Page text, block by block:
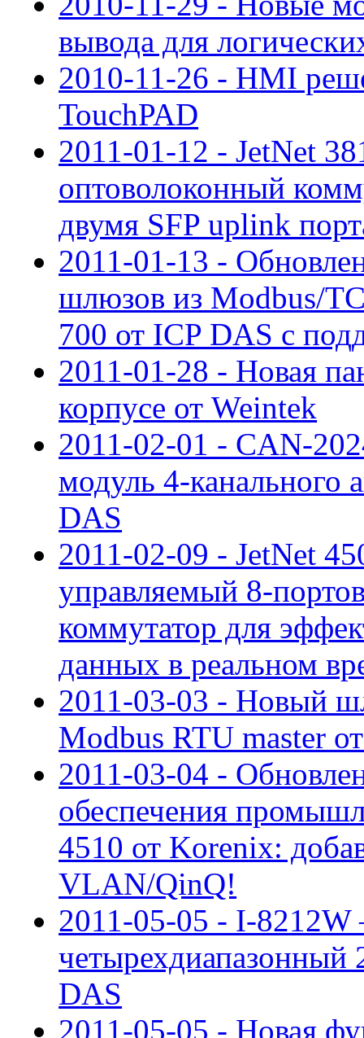
вывода для
2010-11-26 - HMI
TouchPAD
2011-01-12 - JetNet
оптоволоконный
двумя SFP uplink
2011-01-13 -
шлюзов из Modbus/
700 от ICP DAS с
2011-01-28 - Новая
корпусе от Weintek
2011-02-01 - CAN-
модуль 4-канального
DAS
2011-02-09 - JetNet
управляемый 8-
коммутатор для
данных в реальном
2011-03-03 - Новый
Modbus RTU master
2011-03-04 -
обеспечения
4510 от Korenix:
VLAN/QinQ!
2011-05-05 - I-
четырехдиапазонный
DAS
2011-05-05 - Новая